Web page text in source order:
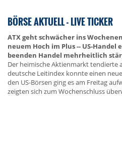
BÖRSE AKTUELL - LIVE TICKER
ATX geht schwächer ins
neuem Hoch im Plus -- US-Handel
beenden Handel mehrheitlich
Der heimische Aktienmarkt tendierte
deutsche Leitindex konnte einen
den US-Börsen ging es am Freitag
zeigten sich zum Wochenschluss